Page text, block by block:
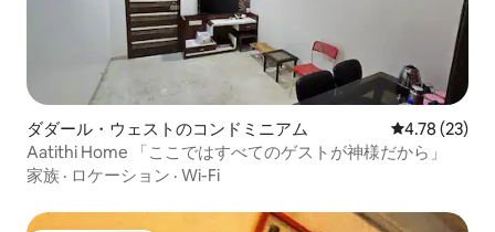
ダダール・ウェストのコンドミニアム レビュー23
4.78 (23)
Aatithi Home 「ここではすべてのゲストが神様だから」
家族 · ロケーション · Wi-Fi